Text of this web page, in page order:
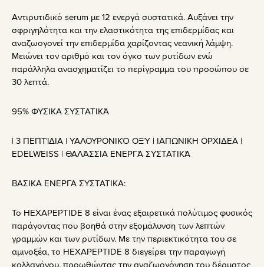
Αντιρυτιδικό serum με 12 ενεργά συστατικά. Αυξάνει την
σφριγηλότητα και την ελαστικότητα της επιδερμίδας και
αναζωογονεί την επιδερμίδα χαρίζοντας νεανική λάμψη.
Μειώνει τον αριθμό και τον όγκο των ρυτίδων ενώ
παράλληλα ανασχηματίζει το περίγραμμα του προσώπου σε
30 λεπτά.
95% ΦΥΣΙΚΑ ΣΥΣΤΑΤΙΚΆ
| 3 ΠΕΠΤΊΔΙΑ | ΥΑΛΟΥΡΟΝΙΚΌ ΟΞΎ | ΙΑΠΩΝΙΚΗ ΟΡΧΙΔΕΑ |
EDELWEISS | ΘΑΛΆΣΣΙΑ ΕΝΕΡΓΆ ΣΥΣΤΑΤΙΚΆ
ΒΑΣΙΚΑ ΕΝΕΡΓΑ ΣΥΣΤΑΤΙΚΑ:
Το HEXAPEPTIDE 8 είναι ένας εξαιρετικά πολύτιμος φυσικός
παράγοντας που βοηθά στην εξομάλυνση των λεπτών
γραμμών και των ρυτίδων. Με την περιεκτικότητα του σε
αμινοξέα, το HEXAPEPTIDE 8 διεγείρει την παραγωγή
κολλαγόνου, προωθώντας την αναζωογόνηση του δέρματος